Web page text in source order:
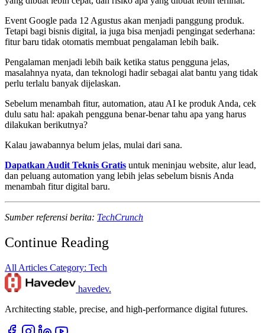
Event Google pada 12 Agustus akan menjadi panggung produk.
Tetapi bagi bisnis digital, ia juga bisa menjadi pengingat sederhana:
fitur baru tidak otomatis membuat pengalaman lebih baik.
Pengalaman menjadi lebih baik ketika status pengguna jelas,
masalahnya nyata, dan teknologi hadir sebagai alat bantu yang tidak
perlu terlalu banyak dijelaskan.
Sebelum menambah fitur, automation, atau AI ke produk Anda, cek
dulu satu hal: apakah pengguna benar-benar tahu apa yang harus
dilakukan berikutnya?
Kalau jawabannya belum jelas, mulai dari sana.
Dapatkan Audit Teknis Gratis untuk meninjau website, alur lead,
dan peluang automation yang lebih jelas sebelum bisnis Anda
menambah fitur digital baru.
Sumber referensi berita: TechCrunch
Continue Reading
All Articles Category: Tech
havedev.
Architecting stable, precise, and high-performance digital futures.